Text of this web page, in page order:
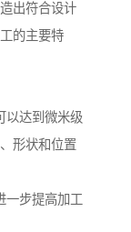
出符合设计
的主要特
以达到微米级
形状和位置
一步提高加工